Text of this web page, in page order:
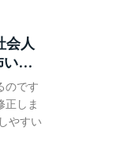
会人
い...
のです
正しま
やすい